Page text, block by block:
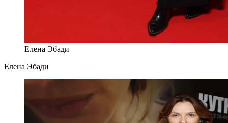
Елена Эбади
Елена Эбади